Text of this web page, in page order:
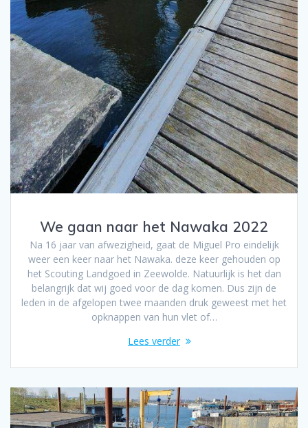
We gaan naar het Nawaka 2022
Na 16 jaar van afwezigheid, gaat de Miguel Pro eindelijk
weer een keer naar het Nawaka. deze keer gehouden op
het Scouting Landgoed in Zeewolde. Natuurlijk is het dan
belangrijk dat wij goed voor de dag komen. Dus zijn de
leden in de afgelopen twee maanden druk geweest met het
opknappen van hun vlet of…
Lees verder